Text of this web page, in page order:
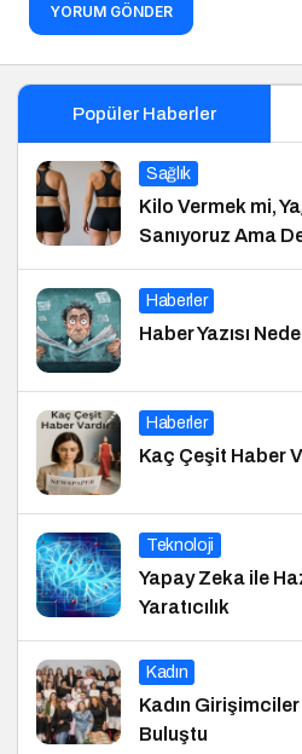
YORUM GÖNDER
Popüler Haberler
Sağlık
Kilo Vermek mi,
Sanıyoruz Ama
Haberler
Haber Yazısı
Haberler
Kaç Çeşit Haber
Teknoloji
Yapay Zeka ile
Yaratıcılık
Kadın
Kadın
Buluştu